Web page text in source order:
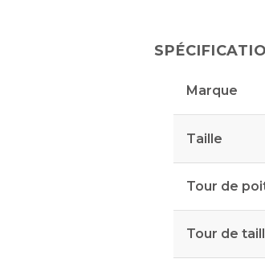
Marque
Taille
Tour de
Tour de